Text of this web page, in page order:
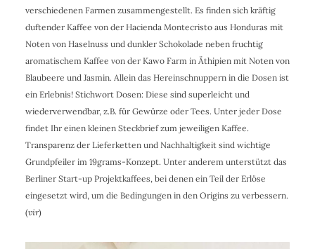
verschiedenen Farmen zusammengestellt. Es finden sich kräftig
duftender Kaffee von der Hacienda Montecristo aus Honduras mit
Noten von Haselnuss und dunkler Schokolade neben fruchtig
aromatischem Kaffee von der Kawo Farm in Äthipien mit Noten von
Blaubeere und Jasmin. Allein das Hereinschnuppern in die Dosen ist
ein Erlebnis! Stichwort Dosen: Diese sind superleicht und
wiederverwendbar, z.B. für Gewürze oder Tees. Unter jeder Dose
findet Ihr einen kleinen Steckbrief zum jeweiligen Kaffee.
Transparenz der Lieferketten und Nachhaltigkeit sind wichtige
Grundpfeiler im 19grams-Konzept. Unter anderem unterstützt das
Berliner Start-up Projektkaffees, bei denen ein Teil der Erlöse
eingesetzt wird, um die Bedingungen in den Origins zu verbessern.
(vir)